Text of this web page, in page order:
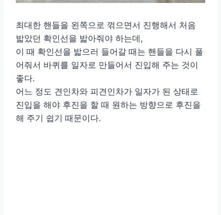
최대한 핸들을 왼쪽으로 꺾으면서 진행해서 처음
밟았던 확인선을 밟아줘야 하는데,
이 때 확인선을 밟으러 들어갈 때는 핸들을 다시 풀
어줘서 바퀴를 일자로 만들어서 진입해 주는 것이
좋다.
어느 정도 견인차와 피견인차가 일자가 된 상태로
진입을 해야 후진을 할 때 원하는 방향으로 후진을
해 주기 쉽기 때문이다.